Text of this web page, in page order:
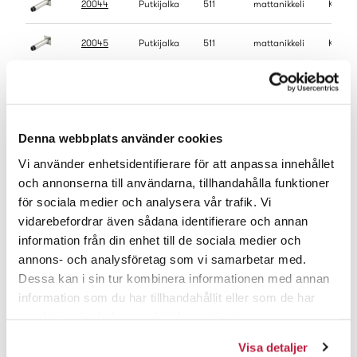
Denna webbplats använder cookies
Vi använder enhetsidentifierare för att anpassa innehållet
och annonserna till användarna, tillhandahålla funktioner
för sociala medier och analysera vår trafik. Vi
vidarebefordrar även sådana identifierare och annan
information från din enhet till de sociala medier och
annons- och analysföretag som vi samarbetar med.
Dessa kan i sin tur kombinera informationen med annan
information som du har tillhandahållit eller som de har
Visa detaljer
20044 Putkijalka 511 mattanikkeli KPL
20045 Putkijalka 511 mattanikkeli KPL
mattanikkeli KPL
20277 Putkijalka 511 valkoinen KPL
20227 Putkijalka 511 valkoinen
20028 Putkijalka 511 valkoinen
20029 Putkijalka 511 valkoinen KPL